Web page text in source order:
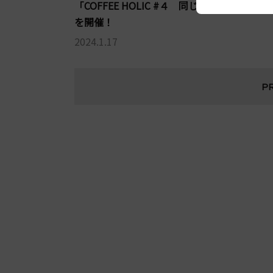
「COFFEE HOLIC #４ 同じ生豆で淹れる理由
を開催！
2024.1.17